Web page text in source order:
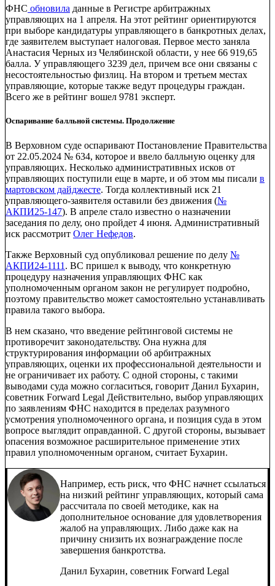
ФНС обновила данные в Регистре арбитражных
управляющих на 1 апреля. На этот рейтинг ориентируются
при выборе кандидатуры управляющего в банкротных делах,
где заявителем выступает налоговая. Первое место заняла
Анастасия Черных из Челябинской области, у нее 66 919,65
балла. У управляющего 3239 дел, причем все они связаны с
несостоятельностью физлиц. На втором и третьем местах
управляющие, которые также ведут процедуры граждан.
Всего же в рейтинг вошел 9781 эксперт.
Оспаривание балльной системы. Продолжение
В Верховном суде оспаривают Постановление Правительства
от 22.05.2024 № 634, которое и ввело балльную оценку для
управляющих. Несколько административных исков от
управляющих поступили еще в марте, и об этом мы писали в
мартовском дайджесте. Тогда коллективный иск 21
управляющего-заявителя оставили без движения (№
АКПИ25-147). В апреле стало известно о назначении
заседания по делу, оно пройдет 4 июня. Административный
иск рассмотрит Олег Нефедов.
Также Верховный суд опубликовал решение по делу №
АКПИ24-1111 . ВС пришел к выводу, что конкретную
процедуру назначения управляющих ФНС как
уполномоченным органом закон не регулирует подробно,
поэтому правительство может самостоятельно устанавливать
правила такого выбора.
В нем сказано, что введение рейтинговой системы не
противоречит законодательству. Она нужна для
структурирования информации об арбитражных
управляющих, оценки их профессиональной деятельности и
не ограничивает их работу. С одной стороны, с такими
выводами суда можно согласиться, говорит Данил Бухарин,
советник Forward Legal Действительно, выбор управляющих
по заявлениям ФНС находится в пределах разумного
усмотрения уполномоченного органа, и позиция суда в этом
вопросе выглядит оправданной. С другой стороны, вызывает
опасения возможное расширительное применение этих
правил уполномоченным органом, считает Бухарин.
Например, есть риск, что ФНС начнет ссылаться
на низкий рейтинг управляющих, который сама
рассчитала по своей методике, как на
дополнительное основание для удовлетворения
жалоб на управляющих. Либо даже как на
причину снизить их вознаграждение после
завершения банкротства.
Данил Бухарин, советник Forward Legal